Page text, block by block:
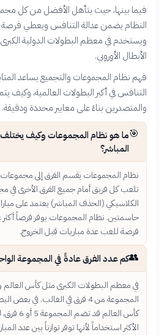
فيما بينها، حيث يتأهل الأفضل من كل
النظام يضمن عدالة التنافس ويعطي فرصة
ويستخدم في معظم البطولات الدولية
الأبطال الأوروبي.
فهم نظام المجموعات والتجميع يساعد
التنافس في أكبر البطولات العالمية، وكيف
والمتصدرين بناءً على معايير محددة ودقيقة.
🎯ما هو نظام المجموعات وكيف يختلف
المباشر؟
نظام المجموعات يقسم الفرق إلى
تلعب كل فريق أمام جميع الفرق الأخرى في
الكلاسيكي (الحذف المباشر) يعتمد على
حاسمتين. نظام المجموعات يوفر فرصاً أكثر
فرصة للعب عدة مباريات قبل الخروج.
👥كم عدد الفرق عادةً في المجموعة
في معظم البطولات الكبرى مثل كأس العالم
المجموعة من 4 فرق في الغالب.
الأكثر استخداماً لأنها توفر توازناً بين عدد